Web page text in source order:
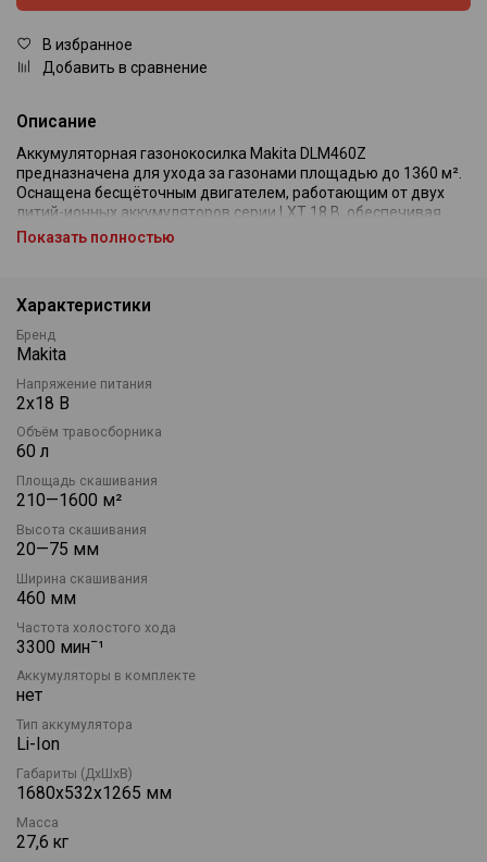
В избранное
Добавить в сравнение
Описание
Аккумуляторная газонокосилка Makita DLM460Z
предназначена для ухода за газонами площадью до 1360 м².
Оснащена бесщёточным двигателем, работающим от двух
литий-ионных аккумуляторов серии LXT 18 В, обеспечивая
общую мощность 36 В. Ширина скашивания составляет 46 см,
травосборник объёмом 60 л и возможностью бокового
осуществляется в диапазоне от 20 до 75 мм, позволяя
адаптироваться к различным условиям газона. Прочный
стальной корпус повышает долговечность устройства, а
складная регулируемая рукоятка упрощает хранение и
транспортировку.
Дополнительные функции включают плавный пуск,
электронную систему стабилизации, защиту от перегрузки и
перегрева, а также индикатор уровня заряда аккумуляторов.
позволяет использовать газонокосилку в различных
погодных условиях.
Показать полностью
Характеристики
Бренд
Makita
Напряжение питания
2х18 В
Объём травосборника
60 л
Площадь скашивания
210—1600 м²
Высота скашивания
20—75 мм
Ширина скашивания
460 мм
Частота холостого хода
3300 минˉ¹
Аккумуляторы в комплекте
нет
Тип аккумулятора
Li-Ion
Габариты (ДхШхВ)
1680х532х1265 мм
Масса
27,6 кг